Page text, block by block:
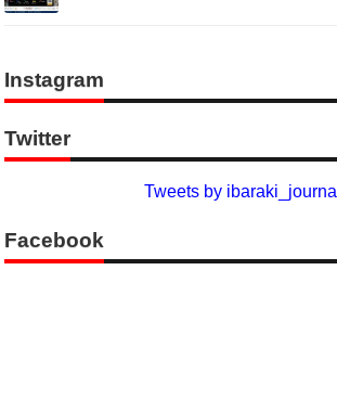
Instagram
Twitter
Tweets by ibaraki_journal
Facebook